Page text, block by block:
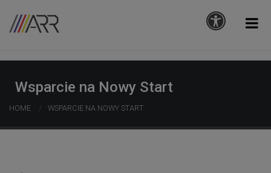
Wsparcie na Nowy Start
HOME WSPARCIE NA NOWY START